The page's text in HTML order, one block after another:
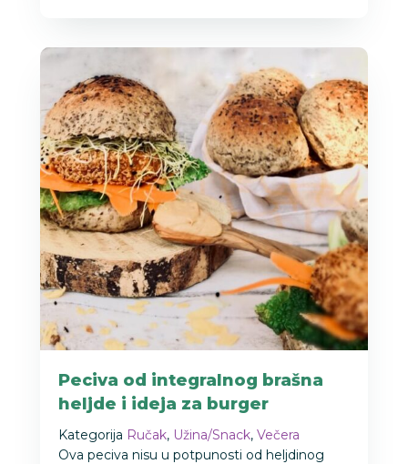
Peciva od integralnog brašna
heljde i ideja za burger
Kategorija Ručak, Užina/Snack, Večera
Ova peciva nisu u potpunosti od heljdinog